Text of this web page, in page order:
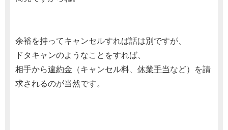
余裕を持ってキャンセルすれば話は別ですが、
ドタキャンのようなことをすれば、
相手から違約金 （キャンセル料、 休業手当など）を請
求されるのが当然です。